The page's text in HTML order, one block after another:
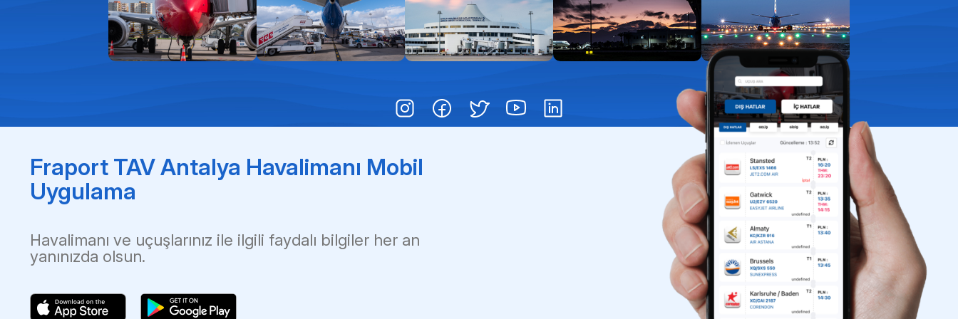
Çocuklarla yolculuk
Çıkış kapıları
Fraport TAV Antalya Havalimanı Mobil
Uygulama
Havalimanı ve uçuşlarınız ile ilgili faydalı bilgiler her an
yanınızda olsun.